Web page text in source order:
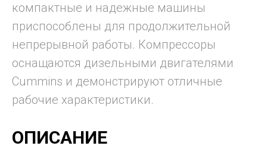
компактные и надежные машины
приспособлены для продолжительной
непрерывной работы. Компрессоры
оснащаются дизельными двигателями
Cummins и демонстрируют отличные
рабочие характеристики.
ОПИСАНИЕ